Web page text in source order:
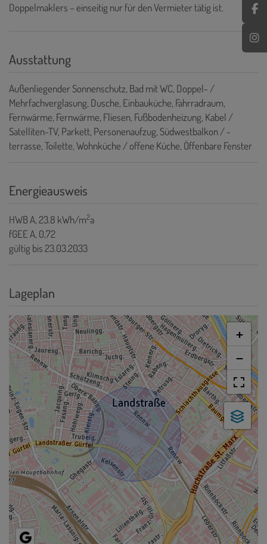
Doppelmaklers – einseitig nur für den Vermieter tätig ist.
Ausstattung
Außenliegender Sonnenschutz Bad mit WC Doppel- /
Mehrfachverglasung Dusche Einbauküche Fahrradraum
Fernwärme Fernwärme Fliesen Fußbodenheizung Kabel /
Satelliten-TV Parkett Personenaufzug Südwestbalkon / -
terrasse Toilette Wohnküche / offene Küche Öffenbare Fenster
Energieausweis
HWBA, 23.8 kWh/m2a
fGEEA, 0,72
gültig bis23.03.2033
Lageplan
+
−